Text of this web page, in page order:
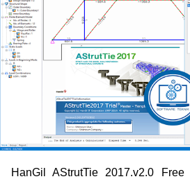
HanGil AStrutTie 2017.v2.0